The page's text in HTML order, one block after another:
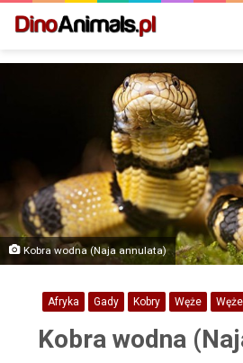
Kobra wodna (Naja annulata)
Afryka Gady Kobry Węże
Kobra wodna